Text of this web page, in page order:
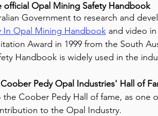
official Opal Mining Safety Handbook
Government to research and
In Opal Mining Handbookand video in
Award in 1999 from the South
Handbook is widely used in the
Pedy Opal Industries' Hall of
Coober Pedy Hall of fame, as one
to the Opal Industry.